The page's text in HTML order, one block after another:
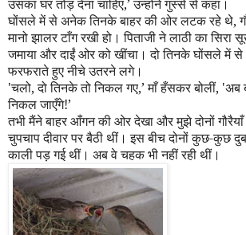
उसका घर तोड़ देना चाहिए,’उन्होंने गुस्से से कहा।
घोंसले में से अनेक तिनके बाहर की ओर लटक रहे थे,
मानो झालर टाँग रखी हो। पिताजी ने लाठी का सिरा
जमाया और दाईं ओर को खींचा। दो तिनके घोंसले में
फरफराते हुए नीचे उतरने लगे।
'चलो,दो तिनके तो निकल गए,’माँ हँसकर बोलीं, 'अब
निकल जाएँगे!’
तभी मैंने बाहर आँगन की ओर देखा और मुझे दोनों
चुपचाप दीवार पर बैठी थीं। इस बीच दोनों कुछ-कुछ
काली पड़ गई थीं। अब वे चहक भी नहीं रही थीं।